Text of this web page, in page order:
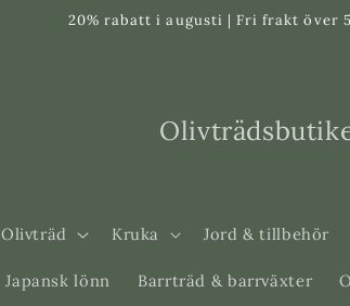
20% rabatt i augusti | Fri frakt över
Olivträd Kruka Jord & tillbehör
Japansk lönn Barrträd & barrväxter